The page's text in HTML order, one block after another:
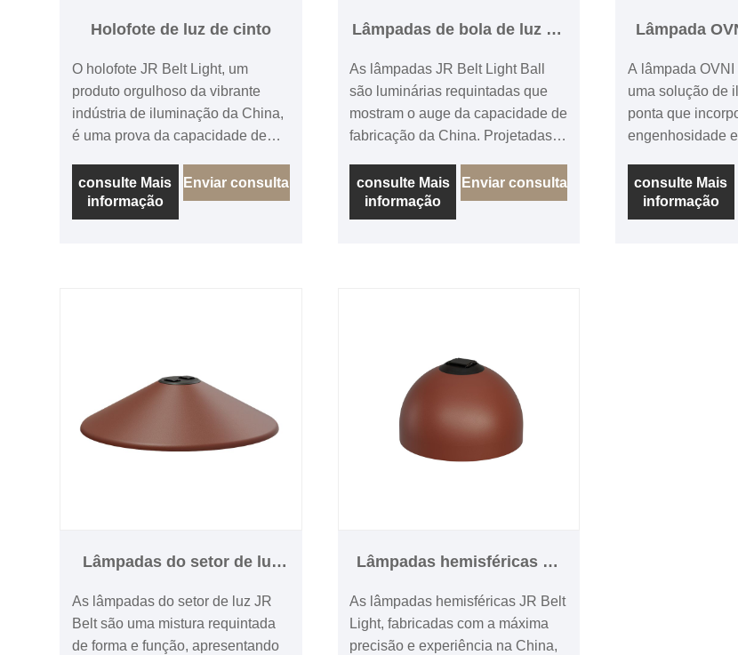
Holofote de luz de cinto
O holofote JR Belt Light, um
produto orgulhoso da vibrante
indústria de iluminação da China,
é uma prova da capacidade de
compromisso com a qualidade.
Fabricado por um fabricante líder
conhecido pela sua engenharia
consulte Mais
informação
Enviar consulta
Lâmpadas de bola de luz de
As lâmpadas JR Belt Light Ball
são luminárias requintadas que
mostram o auge da capacidade de
fabricação da China. Projetadas e
renomado, essas luminárias
esféricas incorporam uma
combinação perfeita de estética e
consulte Mais
informação
Enviar consulta
Lâmpada
A lâmpada
uma solução de
ponta que
engenhosidade
Fabricada por
prestígio com
comprovado de
consulte Mais
informação
Lâmpadas do setor de luz
As lâmpadas do setor de luz JR
Belt são uma mistura requintada
de forma e função, apresentando
Lâmpadas hemisféricas de
As lâmpadas hemisféricas JR Belt
Light, fabricadas com a máxima
precisão e experiência na China,